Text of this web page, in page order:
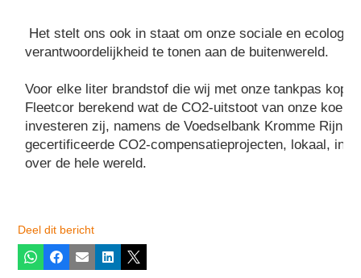
Het stelt ons ook in staat om onze sociale en
verantwoordelijkheid te tonen aan de buitenwereld.
Voor elke liter brandstof die wij met onze tankpas
Fleetcor berekend wat de CO2-uitstoot van onze
investeren zij, namens de Voedselbank Kromme Rijn, in
gecertificeerde CO2-compensatieprojecten, lokaal, in
over de hele wereld.
Deel dit bericht
WhatsappFacebook
E-mailLinkedIn
X